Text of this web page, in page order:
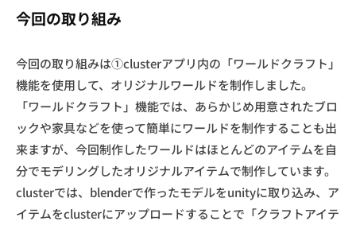
今回の取り組み
今回の取り組みは①clusterアプリ内の「ワールドクラフト」
機能を使用して、オリジナルワールドを制作しました。
「ワールドクラフト」機能では、あらかじめ用意されたブロ
ックや家具などを使って簡単にワールドを制作することも出
来ますが、今回制作したワールドはほとんどのアイテムを自
分でモデリングしたオリジナルアイテムで制作しています。
clusterでは、blenderで作ったモデルをunityに取り込み、ア
イテムをclusterにアップロードすることで「クラフトアイテ